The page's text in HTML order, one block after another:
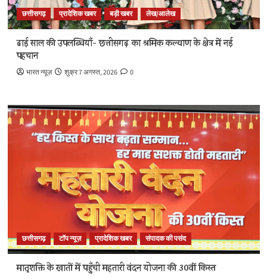
छत्तीसगढ़ प्रादेशिक खबर बड़ी खबर लेख/आलेख
ढाई साल की उपलब्धियाँ- छत्तीसगढ़ का श्रमिक कल्याण के क्षेत्र में नई
पहचान
भारत न्यूज़ शुक्र 7 अगस्त, 2026 0
छत्तीसगढ़ टॉप न्यूज़ प्रादेशिक खबर संपादक की पसंद
मातृशक्ति के खातों में पहुँची महतारी वंदन योजना की 30वीं किस्त